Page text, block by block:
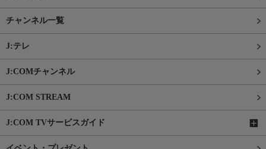
チャンネル一覧
J:テレ
J:COMチャンネル
J:COM STREAM
J:COM TVサービスガイド